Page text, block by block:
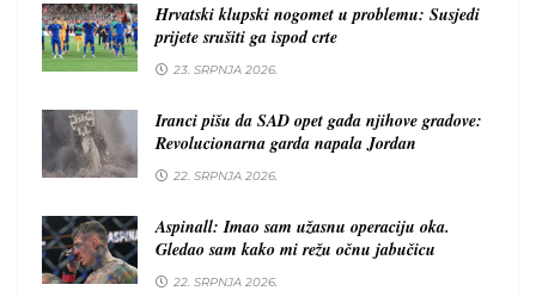
Hrvatski klupski nogomet u problemu: Susjedi
prijete srušiti ga ispod crte
23. SRPNJA 2026.
Iranci pišu da SAD opet gađa njihove gradove:
Revolucionarna garda napala Jordan
22. SRPNJA 2026.
Aspinall: Imao sam užasnu operaciju oka.
Gledao sam kako mi režu očnu jabučicu
22. SRPNJA 2026.